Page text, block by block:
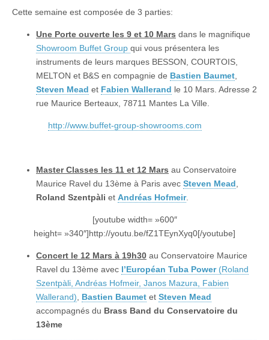
Cette semaine est composée de 3 parties:
Une Porte ouverte les 9 et 10 Mars dans le magnifique
Showroom Buffet Group qui vous présentera les
instruments de leurs marques BESSON, COURTOIS,
MELTON et B&S en compagnie de Bastien Baumet
Steven Mead et Fabien Wallerand le 10 Mars. Adresse 2
rue Maurice Berteaux, 78711 Mantes La Ville.
http://www.buffet-group-showrooms.com
Master Classes les 11 et 12 Mars au Conservatoire
Maurice Ravel du 13ème à Paris avec Steven Mead
Roland Szentpàli et Andréas Hofmeir.
[youtube width= »600″
height= »340″]http://youtu.be/fZ1TEynXyq0[/youtube]
Concert le 12 Mars à 19h30 au Conservatoire Maurice
Ravel du 13ème avec l’Européan Tuba Power(Roland
Szentpàli, Andréas Hofmeir, Janos Mazura, Fabien
Wallerand)
Bastien Baumet et Steven Mead
accompagnés du Brass Band du Conservatoire du
13ème